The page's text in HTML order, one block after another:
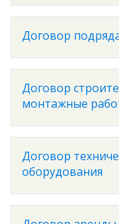
Договор
Договор
монтажные
Договор
оборудования